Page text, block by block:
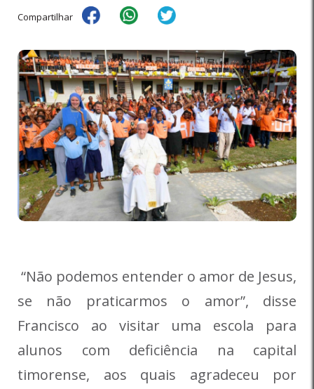
Compartilhar
“Não podemos entender o amor de Jesus,
se não praticarmos o amor”, disse
Francisco ao visitar uma escola para
alunos com deficiência na capital
timorense, aos quais agradeceu por